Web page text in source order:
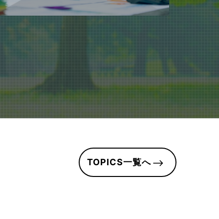
TOPICS一覧へ